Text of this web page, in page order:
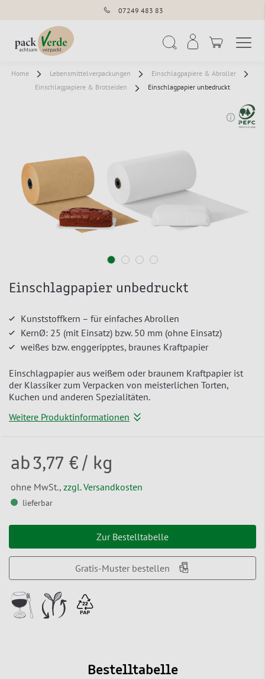
07249 483 83
Home Lebensmittelverpackungen
Einschlagpapiere & Abroller
Einschlagpapiere & Brotseiden
Einschlagpapier unbedruckt
Einschlagpapier unbedruckt
Kunststoffkern – für einfaches Abrollen
KernØ: 25 (mit Einsatz) bzw. 50 mm (ohne Einsatz)
weißes bzw. enggeripptes, braunes Kraftpapier
Einschlagpapier aus weißem oder braunem Kraftpapier ist
der Klassiker zum Verpacken von meisterlichen Torten,
Kuchen und anderen Spezialitäten.
Weitere Produktinformationen
ab3,77 € / kg
ohne MwSt., zzgl. Versandkosten
lieferbar
Zur Bestelltabelle
Gratis-Muster bestellen
Bestelltabelle